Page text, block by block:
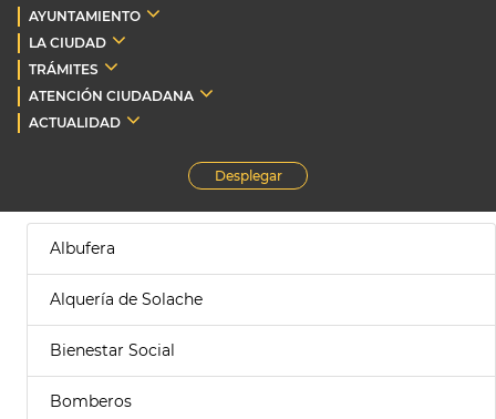
AYUNTAMIENTO
LA CIUDAD
TRÁMITES
ATENCIÓN CIUDADANA
ACTUALIDAD
Desplegar
Albufera
Alquería de Solache
Bienestar Social
Bomberos